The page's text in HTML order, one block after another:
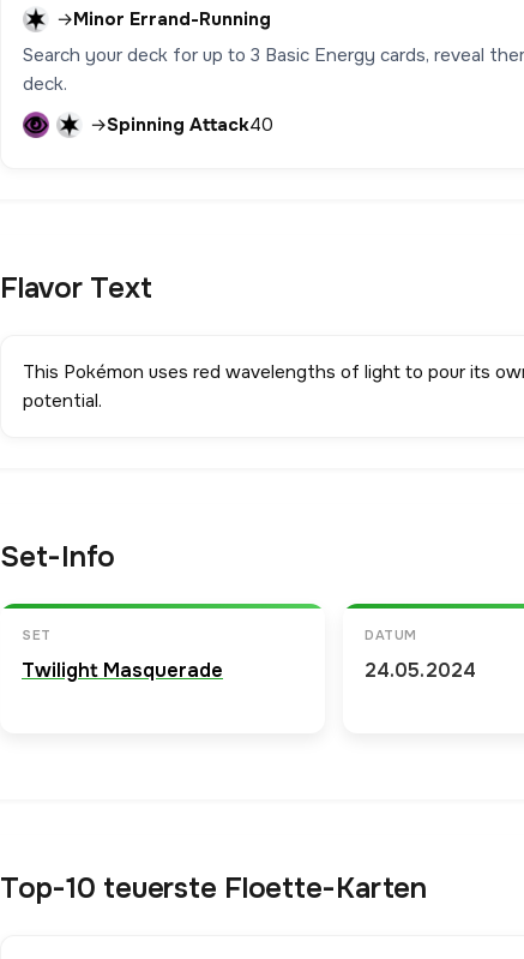
→Minor Errand-Running
Search your deck for up to 3 Basic Energy cards, reveal
deck.
→Spinning Attack40
Flavor Text
This Pokémon uses red wavelengths of light to pour its
potential.
Set-Info
SET
Twilight Masquerade
DATUM
24.05.2024
Top-10 teuerste Floette-Karten